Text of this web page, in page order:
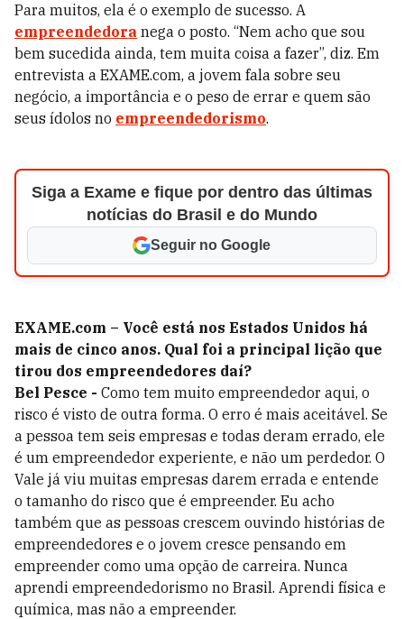
Para muitos, ela é o exemplo de sucesso. A
empreendedora nega o posto. “Nem acho que sou
bem sucedida ainda, tem muita coisa a fazer”, diz. Em
entrevista a EXAME.com, a jovem fala sobre seu
negócio, a importância e o peso de errar e quem são
seus ídolos no empreendedorismo.
Siga a Exame e fique por dentro das últimas
notícias do Brasil e do Mundo
Seguir no Google
EXAME.com – Você está nos Estados Unidos há
mais de cinco anos. Qual foi a principal lição que
tirou dos empreendedores daí?
Bel Pesce - Como tem muito empreendedor aqui, o
risco é visto de outra forma. O erro é mais aceitável. Se
a pessoa tem seis empresas e todas deram errado, ele
é um empreendedor experiente, e não um perdedor. O
Vale já viu muitas empresas darem errada e entende
o tamanho do risco que é empreender. Eu acho
também que as pessoas crescem ouvindo histórias de
empreendedores e o jovem cresce pensando em
empreender como uma opção de carreira. Nunca
aprendi empreendedorismo no Brasil. Aprendi física e
química, mas não a empreender.